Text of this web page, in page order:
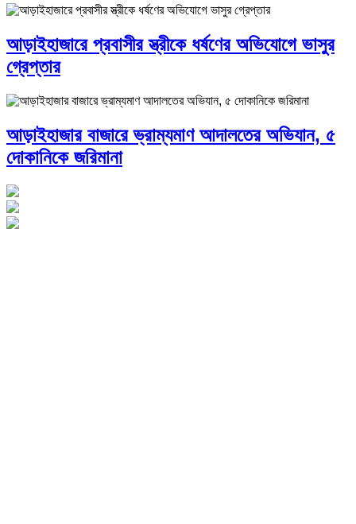
আড়াইহাজারে প্রবাসীর স্ত্রীকে ধর্ষণের অভিযোগে ভাসুর
গ্রেপ্তার
আড়াইহাজার বাজারে ভ্রাম্যমাণ আদালতের অভিযান, ৫
দোকানিকে জরিমানা